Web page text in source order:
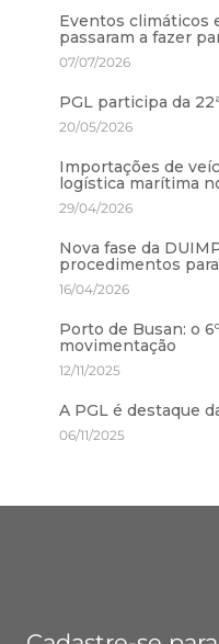
Eventos climáticos
passaram a fazer
07/07/2026
PGL participa da
20/05/2026
Importações de
logística marítima
29/04/2026
Nova fase da
procedimentos
16/04/2026
Porto de Busan: o
movimentação
12/11/2025
A PGL é destaque
06/11/2025